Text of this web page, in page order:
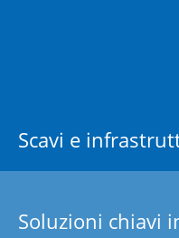
Scavi e
Soluzioni chiavi